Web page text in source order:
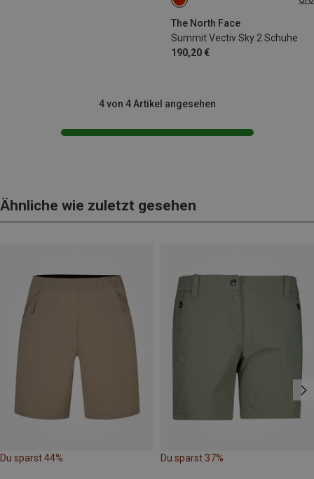
The North Face
Summit Vectiv Sky 2 Schuhe
190,20 €
4 von 4 Artikel angesehen
Ähnliche wie zuletzt gesehen
Du sparst 44% Du sparst 37%